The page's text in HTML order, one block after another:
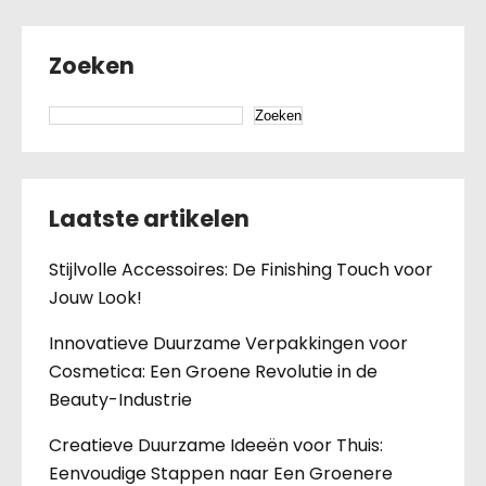
Zoeken
Zoeken
Laatste artikelen
Stijlvolle Accessoires: De Finishing Touch voor
Jouw Look!
Innovatieve Duurzame Verpakkingen voor
Cosmetica: Een Groene Revolutie in de
Beauty-Industrie
Creatieve Duurzame Ideeën voor Thuis:
Eenvoudige Stappen naar Een Groenere